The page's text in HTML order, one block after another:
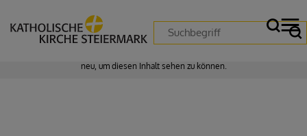
Zustimmung erforderlich!
neu, um diesen Inhalt sehen zu können.